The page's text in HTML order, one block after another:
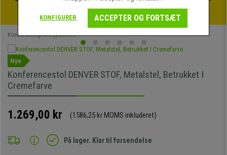
rabatter i en begrænset periode - Se tilbuddet
Kontorstolepro Specielle
Nye
Konferencestol DENVER STOF, Metalstel, Betrukket I
Cremefarve
1.269,00 kr (1586,25 kr MOMS inkluderet)
På lager. Klar til forsendelse
KONFIGURER ACCEPTER OG FORTSÆT